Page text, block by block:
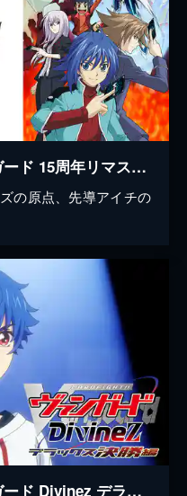
カードファイト!! ヴァンガード 15周年リマスター
の原点、先導アイチの
カードファイト!! ヴァンガード Divinez デラックス決勝編